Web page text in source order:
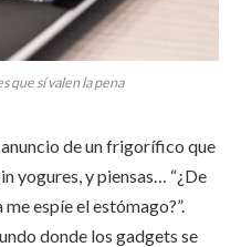
que sí valen la pena
de un frigorífico que
yogures, y piensas… “¿De
espíe el estómago?”.
donde los gadgets se